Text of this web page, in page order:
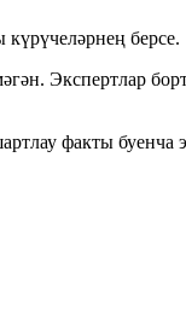
берсе.
Экспертлар
факты буенча